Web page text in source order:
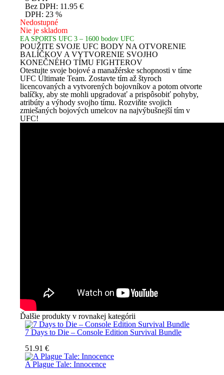
Bez DPH: 11.95 €
DPH: 23 %
Nedostupné
Nie je skladom
EA SPORTS UFC 3 – 1600 bodov UFC
POUŽITE SVOJE UFC BODY NA OTVORENIE
BALÍČKOV A VYTVORENIE SVOJHO
KONEČNÉHO TÍMU FIGHTEROV
Otestujte svoje bojové a manažérske schopnosti v tíme
UFC Ultimate Team. Zostavte tím až štyroch
licencovaných a vytvorených bojovníkov a potom otvorte
balíčky, aby ste mohli upgradovať a prispôsobiť pohyby,
atribúty a výhody svojho tímu. Rozviňte svojich
zmiešaných bojových umelcov na najvýbušnejší tím v
UFC!
Ďalšie produkty v rovnakej kategórii
7 Days to Die – Console Edition Survival Bundle
51.91 €
A Plague Tale: Innocence